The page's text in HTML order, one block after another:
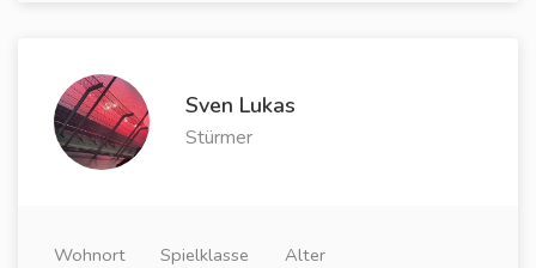
Sven Lukas
Stürmer
Wohnort
Spielklasse
Alter